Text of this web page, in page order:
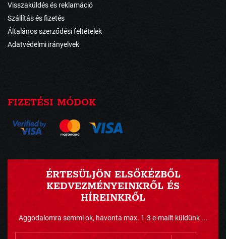
Visszaküldés és reklamáció
Szállítás és fizetés
Általános szerződési feltételek
Adatvédelmi irányelvek
FIZETÉSI MÓDOK
ÉRTESÜLJÖN ELSŐKÉZBŐL
KEDVEZMÉNYEINKRŐL ÉS
HÍREINKRŐL
Aggodalomra semmi ok, havonta max. 1-3 e-mailt küldünk ...